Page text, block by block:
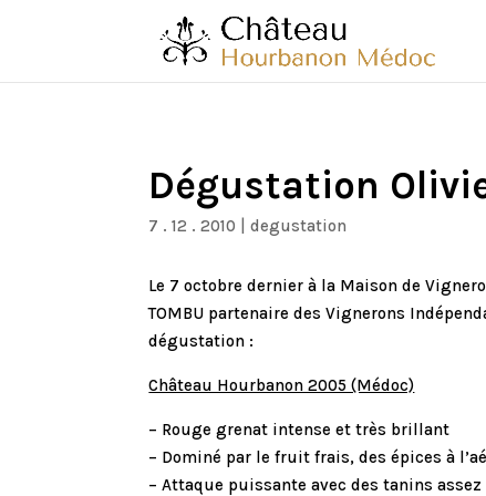
Dégustation
7 . 12 . 2010 |degustation
Le 7 octobre dernier à la Maison de
TOMBU partenaire des Vignerons
dégustation :
Château Hourbanon 2005 (Médoc)
– Rouge grenat intense et très brillant
– Dominé par le fruit frais, des épices à
– Attaque puissante avec des tanins